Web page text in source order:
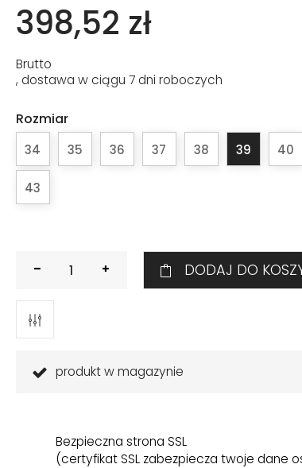
398,52 zł
Brutto
, dostawa w ciągu 7 dni roboczych
Rozmiar
34 35 36 37 38 39 40
43
DODAJ DO
produkt w magazynie
Bezpieczna strona SSL
(certyfikat SSL zabezpiecza twoje dane